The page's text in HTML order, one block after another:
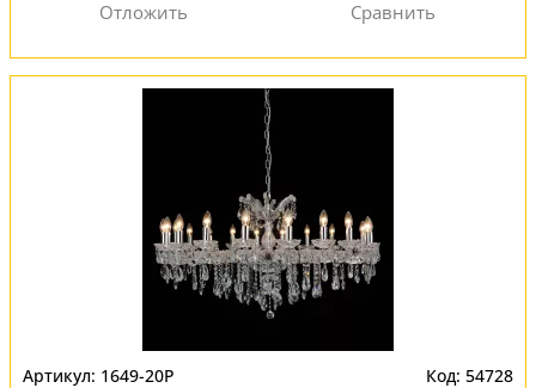
1649-20P 54728